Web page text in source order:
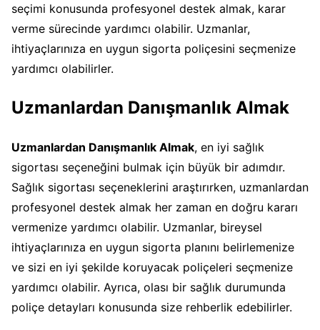
seçimi konusunda profesyonel destek almak, karar
verme sürecinde yardımcı olabilir. Uzmanlar,
ihtiyaçlarınıza en uygun sigorta poliçesini seçmenize
yardımcı olabilirler.
Uzmanlardan Danışmanlık Almak
Uzmanlardan Danışmanlık Almak, en iyi sağlık
sigortası seçeneğini bulmak için büyük bir adımdır.
Sağlık sigortası seçeneklerini araştırırken, uzmanlardan
profesyonel destek almak her zaman en doğru kararı
vermenize yardımcı olabilir. Uzmanlar, bireysel
ihtiyaçlarınıza en uygun sigorta planını belirlemenize
ve sizi en iyi şekilde koruyacak poliçeleri seçmenize
yardımcı olabilir. Ayrıca, olası bir sağlık durumunda
poliçe detayları konusunda size rehberlik edebilirler.